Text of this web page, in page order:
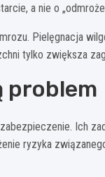
a nie o
Pielęgnacja
tylko zwiększa
problem
Ich
ryzyka